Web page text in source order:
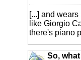
[...] and
like Giorgio
there's piano
So,